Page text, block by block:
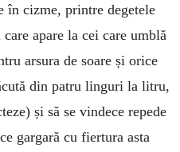
în cizme, printre de­getele
apare la cei care um­blă
arsura de soare și orice
din patru lin­guri la litru,
și să se vindece repede
gar­gară cu fiertura asta